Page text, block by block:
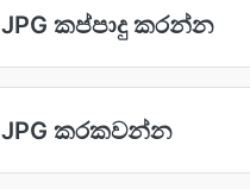
JPG කප්පාදු කරන්න
JPG කරකවන්න